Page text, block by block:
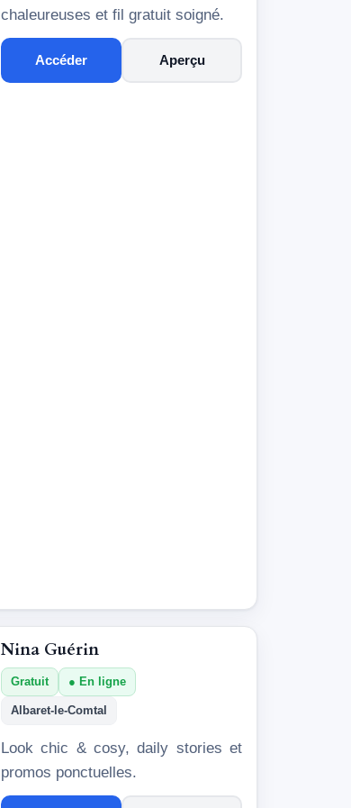
chaleureuses et fil gratuit soigné.
Accéder Aperçu
Nina Guérin
Gratuit En ligne
Albaret-le-Comtal
Look chic & cosy, daily stories et
promos ponctuelles.